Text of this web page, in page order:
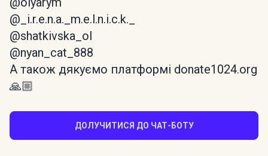
@_i.r.e.n.a._m.e.l.n.i.c.k._
@shatkivska_ol
@nyan_cat_888
А також дякуємо платформі donate1024.org
🙏🏼
ДОЛУЧИТИСЯ ДО ЧАТ-БОТУ